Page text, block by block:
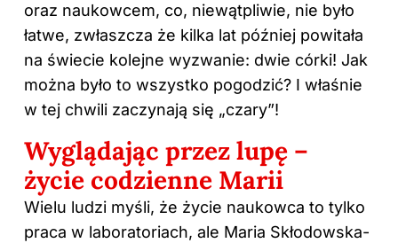
oraz naukowcem, co, niewątpliwie, nie było
łatwe, zwłaszcza że kilka lat później powitała
na świecie kolejne wyzwanie: dwie córki! Jak
można było to wszystko pogodzić? I właśnie
w tej chwili zaczynają się „czary”!
Wyglądając przez lupę –
życie codzienne Marii
Wielu ludzi myśli, że życie naukowca to tylko
praca w laboratoriach, ale Maria Skłodowska-